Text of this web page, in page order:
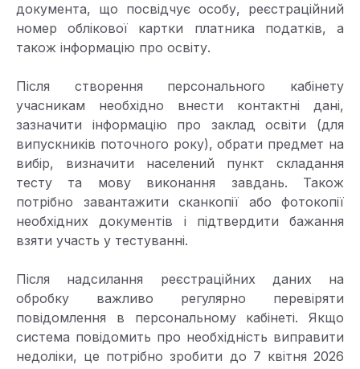
документа, що посвідчує особу, реєстраційний
номер облікової картки платника податків, а
також інформацію про освіту.
Після створення персонального кабінету
учасникам необхідно внести контактні дані,
зазначити інформацію про заклад освіти (для
випускників поточного року), обрати предмет на
вибір, визначити населений пункт складання
тесту та мову виконання завдань. Також
потрібно завантажити сканкопії або фотокопії
необхідних документів і підтвердити бажання
взяти участь у тестуванні.
Після надсилання реєстраційних даних на
обробку важливо регулярно перевіряти
повідомлення в персональному кабінеті. Якщо
система повідомить про необхідність виправити
недоліки, це потрібно зробити до 7 квітня 2026